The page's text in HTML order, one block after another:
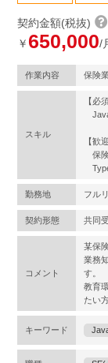
契約金額(税抜)
￥ 650,000/
作業内容 保険
スキル
【必
【歓
保
勤務地 フル
契約形態 共同
コメント
某保
業務
す。
教育
たい
キーワード